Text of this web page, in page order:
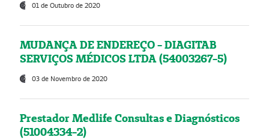
01 de Outubro de 2020
MUDANÇA DE ENDEREÇO - DIAGITAB
SERVIÇOS MÉDICOS LTDA (54003267-5)
03 de Novembro de 2020
Prestador Medlife Consultas e Diagnósticos
(51004334-2)